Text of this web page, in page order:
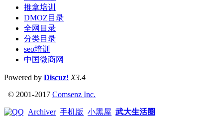
推拿培训
DMOZ目录
全网目录
分类目录
seo培训
中国微商网
Powered by Discuz! X3.4
© 2001-2017 Comsenz Inc.
Archiver 手机版 小黑屋 武大生活圈